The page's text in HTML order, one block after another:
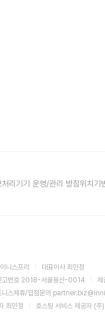
니스프리
대표이사 최민정
고번호 2018-서울용산-0014
니스제휴/입점문의
최민정 호스팅 서비스 제공자 (주)
처리기기 운영/관리 방침위치기